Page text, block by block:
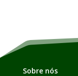
Sobre nós